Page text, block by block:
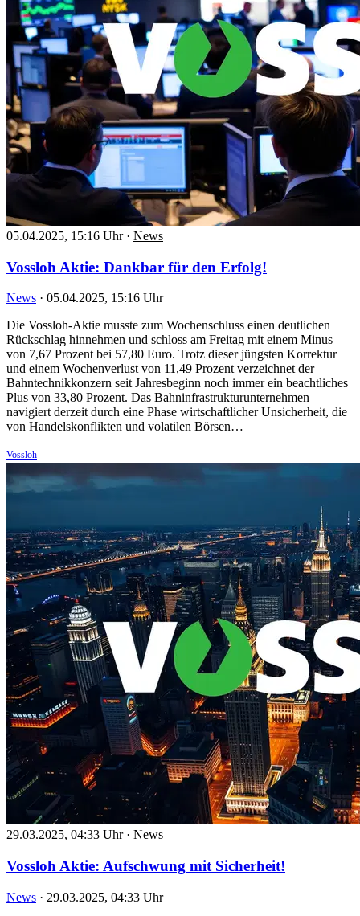
05.04.2025, 15:16 Uhr · News
Vossloh Aktie: Dankbar für den Erfolg!
News · 05.04.2025, 15:16 Uhr
Die Vossloh-Aktie musste zum Wochenschluss einen deutlichen
Rückschlag hinnehmen und schloss am Freitag mit einem Minus
von 7,67 Prozent bei 57,80 Euro. Trotz dieser jüngsten Korrektur
und einem Wochenverlust von 11,49 Prozent verzeichnet der
Bahntechnikkonzern seit Jahresbeginn noch immer ein beachtliches
Plus von 33,80 Prozent. Das Bahninfrastrukturunternehmen
navigiert derzeit durch eine Phase wirtschaftlicher Unsicherheit, die
von Handelskonflikten und volatilen Börsen…
Vossloh
29.03.2025, 04:33 Uhr · News
Vossloh Aktie: Aufschwung mit Sicherheit!
News · 29.03.2025, 04:33 Uhr